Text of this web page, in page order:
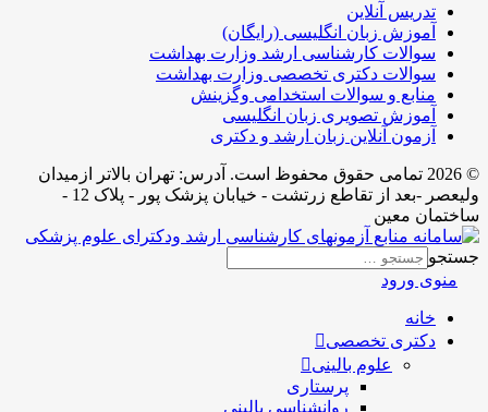
تدریس آنلاین
آموزش زبان انگلیسی (رایگان)
سوالات کارشناسی ارشد وزارت بهداشت
سوالات دکتری تخصصی وزارت بهداشت
منابع و سوالات استخدامی وگزینش
آموزش تصویری زبان انگلیسی
آزمون آنلاین زبان ارشد و دکتری
© 2026 تمامی حقوق محفوظ است. آدرس:‌ تهران بالاتر ازمیدان
ولیعصر -بعد از تقاطع زرتشت - خیابان پزشک پور - پلاک 12 -
ساختمان معین
جستجو
منوی ورود
خانه
دکتری تخصصی
علوم بالینی
پرستاری
روانشناسی بالینی